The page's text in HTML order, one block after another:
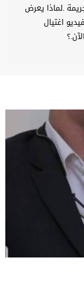
الجريمة .لماذا يعرض
اغتيال